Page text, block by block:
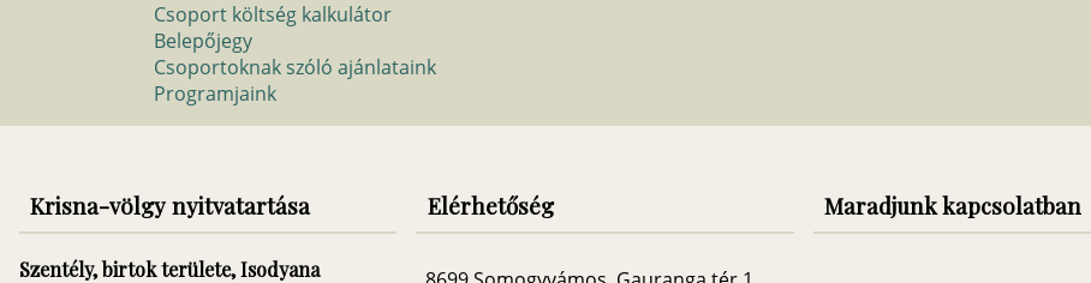
Csoport költség kalkulátor
Belepőjegy
Csoportoknak szóló ajánlataink
Programjaink
Krisna-völgy nyitvatartása
Szentély, birtok területe, Isodyana
Elérhetőség Maradjunk kapcsolatban